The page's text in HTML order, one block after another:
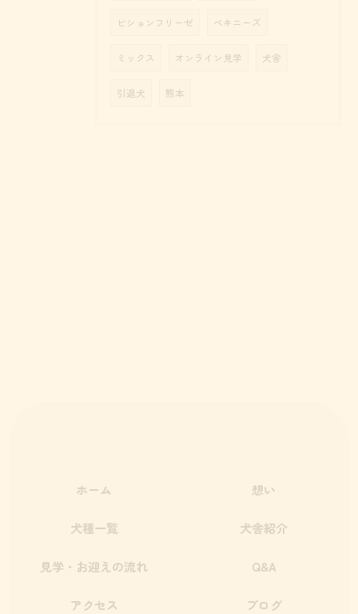
ビションフリーゼ ペキニーズ
ミックス オンライン見学 犬舎
引退犬 熊本
ホーム 想い
犬種一覧 犬舎紹介
見学・お迎えの流れ Q&A
アクセス ブログ